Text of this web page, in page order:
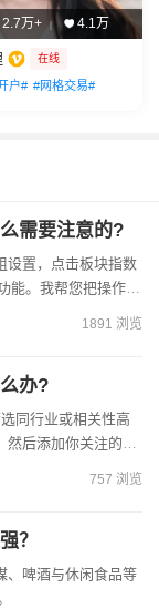
2.7万+ | 4.1万
在线
户# #网格交易#
需要注意的?
能。我帮您把操作要
制版面，新建空...
1891 浏览
办?
然后添加你关注的股
整体走...
757 浏览
？